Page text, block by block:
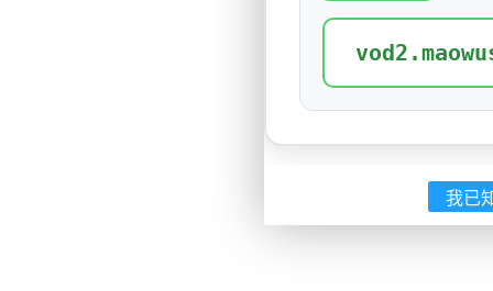
我已